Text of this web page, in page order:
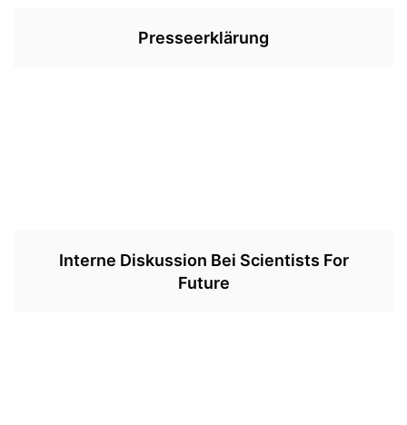
Presseerklärung
Interne Diskussion Bei Scientists For
Future